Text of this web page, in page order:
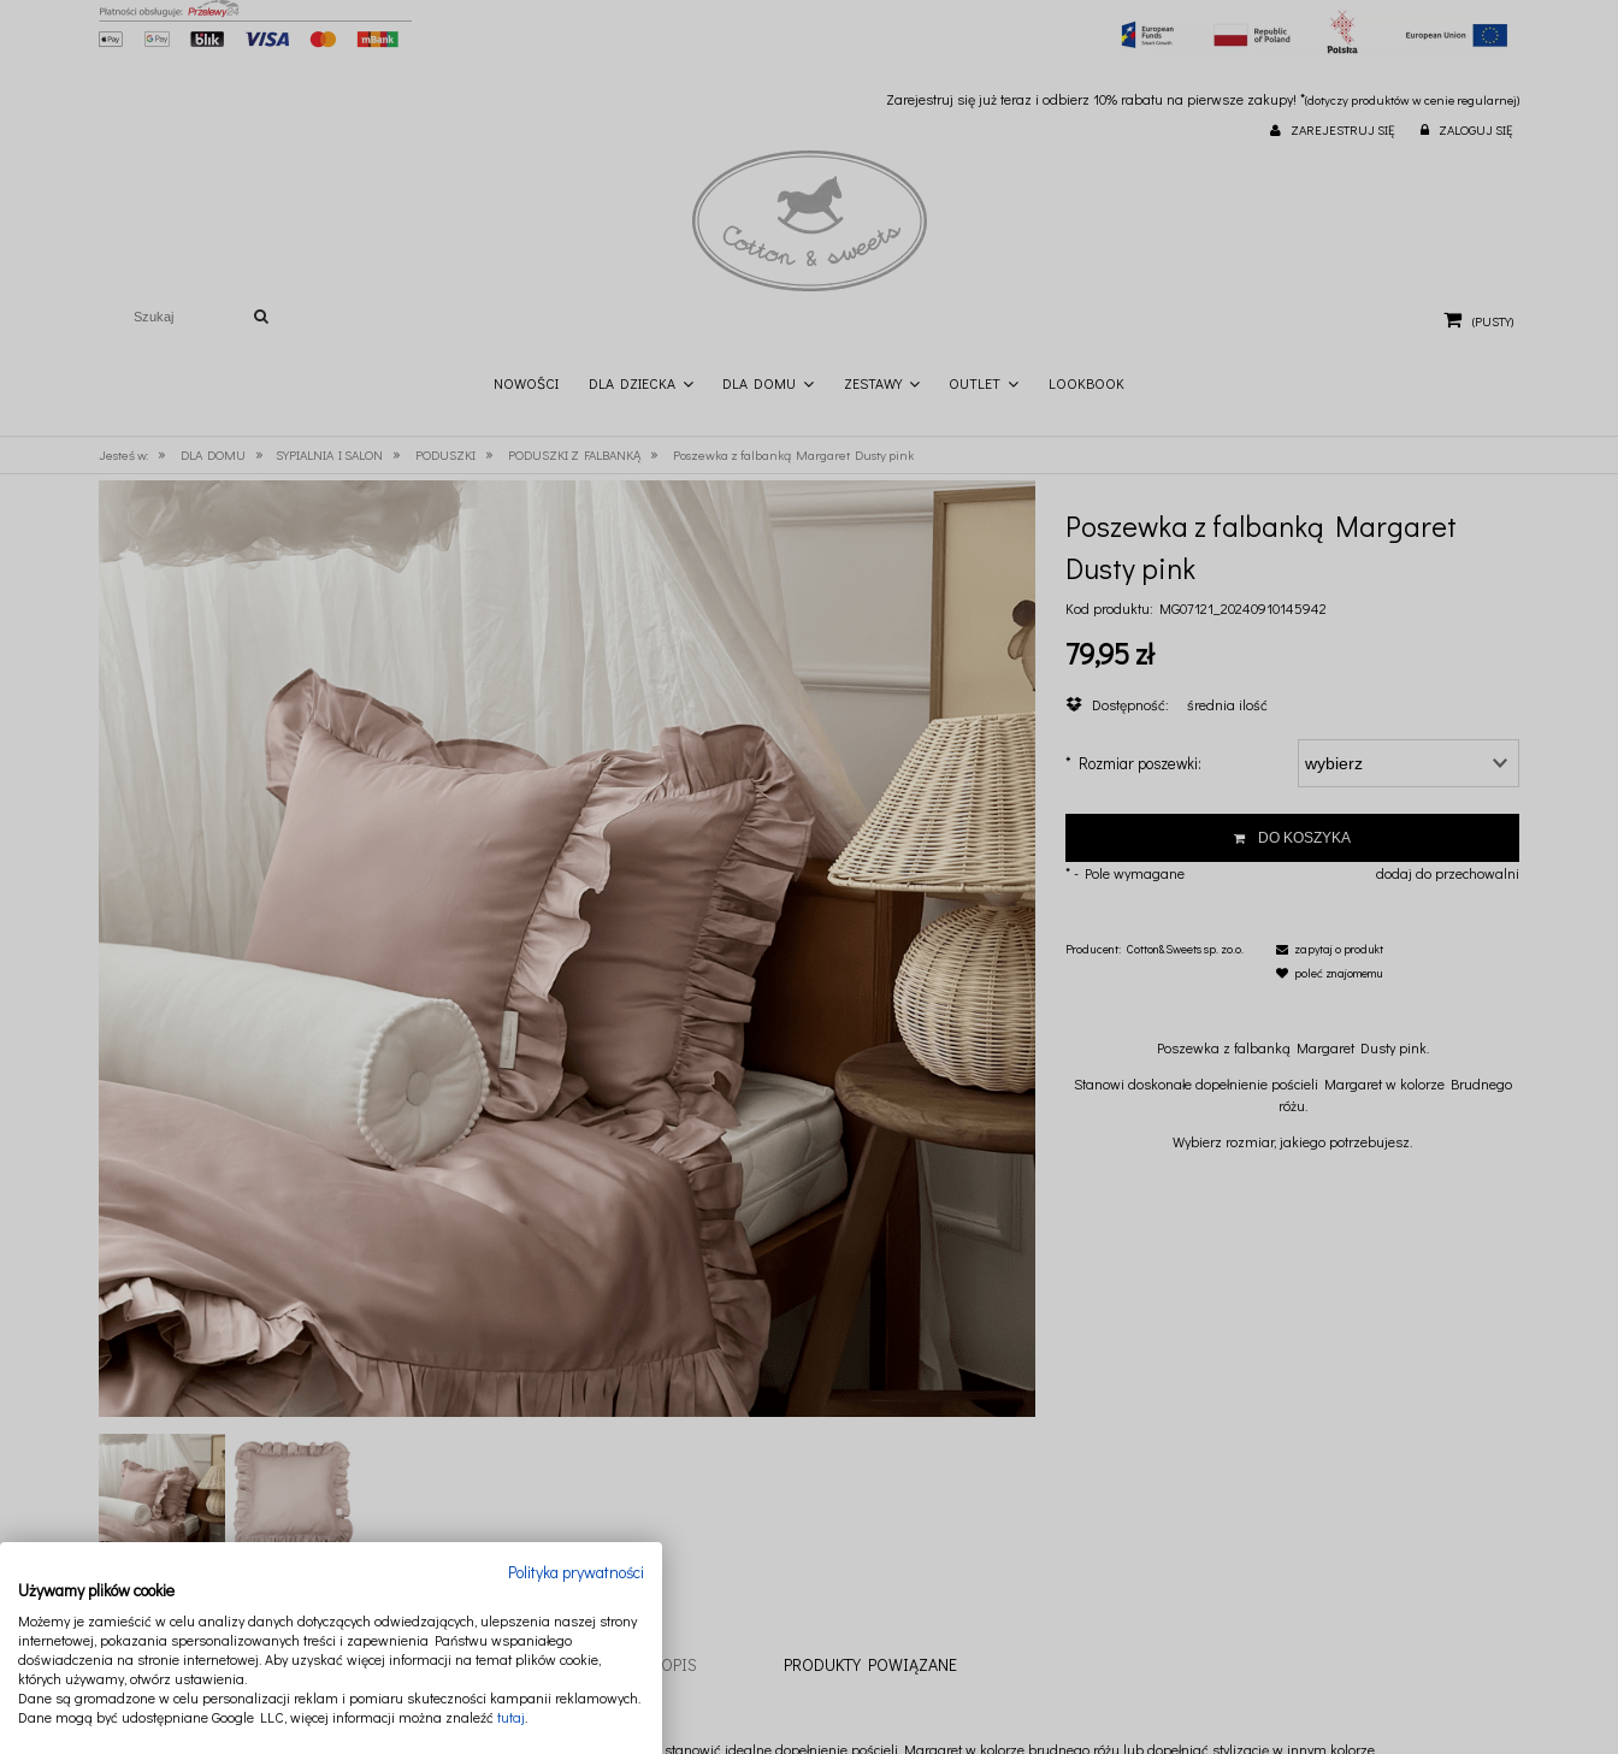
Zarejestruj się już teraz i odbierz 10% rabatu na pierwsze zakupy! *(dotyczy produktów w cenie regularnej)
ZAREJESTRUJ SIĘ ZALOGUJ SIĘ
(PUSTY)
NOWOŚCI DLA DZIECKA DLA DOMU ZESTAWY OUTLET LOOKBOOK
Jesteś w: » DLA DOMU » SYPIALNIA I SALON » PODUSZKI » PODUSZKI Z FALBANKĄ » Poszewka z falbanką Margaret Dusty pink
Poszewka z falbanką Margaret
Dusty pink
Kod produktu: MG07121_20240910145942
79,95 zł
Dostępność: średnia ilość
* Rozmiar poszewki:
DO KOSZYKA
dodaj do przechowalni
*- Pole wymagane
Producent: Cotton&Sweets sp. zo.o.
zapytaj o produkt
poleć znajomemu
Poszewka z falbanką Margaret Dusty pink.
Stanowi doskonałe dopełnienie pościeli Margaret w kolorze Brudnego
różu.
Wybierz rozmiar, jakiego potrzebujesz.
OPIS PRODUKTY POWIĄZANE
Poszewka z falbanką Dusty pink uszyta z bawełny premium. Może stanowić idealne dopełnienie pościeli Margaret w kolorze brudnego różu lub dopełniać stylizację w innym kolorze.
Polityka prywatności
Używamy plików cookie
Możemy je zamieścić w celu analizy danych dotyczących odwiedzających, ulepszenia naszej strony
internetowej, pokazania spersonalizowanych treści i zapewnienia Państwu wspaniałego
doświadczenia na stronie internetowej. Aby uzyskać więcej informacji na temat plików cookie,
których używamy, otwórz ustawienia.
Dane są gromadzone w celu personalizacji reklam i pomiaru skuteczności kampanii reklamowych.
Dane mogą być udostępniane Google LLC, więcej informacji można znaleźć tutaj